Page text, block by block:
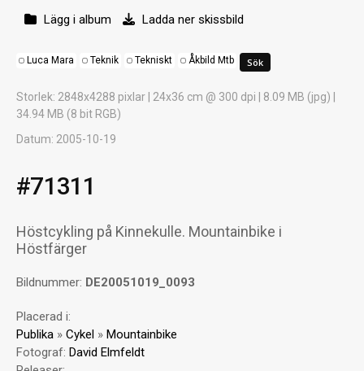
Lägg i album Ladda ner skissbild
Luca Mara Teknik Tekniskt Åkbild Mtb
Storlek: 2848x4288 pixlar | 24x36 cm @ 300 dpi | 8.09 MB (jpg) |
34.94 MB (8 bit RGB)
Datum: 2005-10-19
#71311
Höstcykling på Kinnekulle. Mountainbike i
Höstfärger
Bildnummer: DE20051019_0093
Placerad i:
Publika » Cykel » Mountainbike
Fotograf: David Elmfeldt